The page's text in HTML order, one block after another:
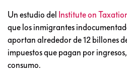
Un estudio del Institute on
que los inmigrantes
aportan alrededor de 12 billones
impuestos que pagan por
consumo.